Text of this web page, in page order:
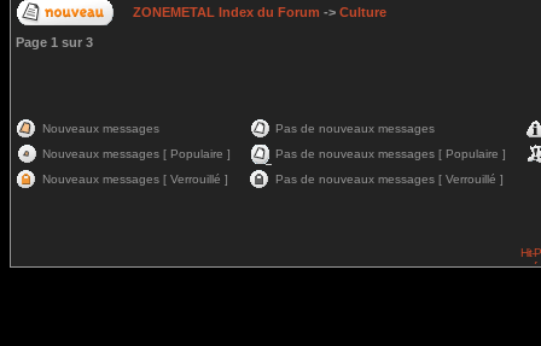
ZONEMETAL Index du Forum -> Culture
Page 1 sur 3
Nouveaux messages
Pas de nouveaux messages
Nouveaux messages [ Populaire ]
Pas de nouveaux messages [ Populaire ]
Nouveaux messages [ Verrouillé ]
Pas de nouveaux messages [ Verrouillé ]